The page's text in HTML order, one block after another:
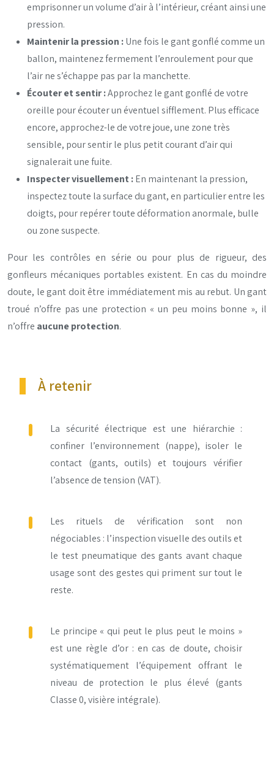
emprisonner un volume d’air à l’intérieur, créant ainsi une
pression.
Maintenir la pression :Une fois le gant gonflé comme un
ballon, maintenez fermement l’enroulement pour que
l’air ne s’échappe pas par la manchette.
Écouter et sentir :Approchez le gant gonflé de votre
oreille pour écouter un éventuel sifflement. Plus efficace
encore, approchez-le de votre joue, une zone très
sensible, pour sentir le plus petit courant d’air qui
signalerait une fuite.
Inspecter visuellement :En maintenant la pression,
inspectez toute la surface du gant, en particulier entre les
doigts, pour repérer toute déformation anormale, bulle
ou zone suspecte.
Pour les contrôles en série ou pour plus de rigueur, des
gonfleurs mécaniques portables existent. En cas du moindre
doute, le gant doit être immédiatement mis au rebut. Un gant
troué n’offre pas une protection « un peu moins bonne », il
n’offre aucune protection.
À retenir
La sécurité électrique est une hiérarchie :
confiner l’environnement (nappe), isoler le
contact (gants, outils) et toujours vérifier
l’absence de tension (VAT).
Les rituels de vérification sont non
négociables : l’inspection visuelle des outils et
le test pneumatique des gants avant chaque
usage sont des gestes qui priment sur tout le
reste.
Le principe « qui peut le plus peut le moins »
est une règle d’or : en cas de doute, choisir
systématiquement l’équipement offrant le
niveau de protection le plus élevé (gants
Classe 0, visière intégrale).